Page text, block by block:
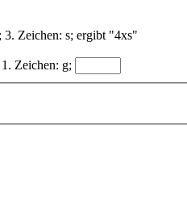
Zeichen: s; ergibt "4xs"
2. Zeichen: i; 3. Zeichen: x; 1. Zeichen: g;